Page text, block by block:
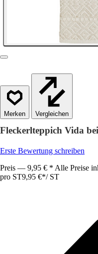
Vergleichen
Fleckerlteppich Vida
Erste Bewertung schreiben
Preis — 9,95 € * Alle Preise
pro ST9,95 €*/ ST